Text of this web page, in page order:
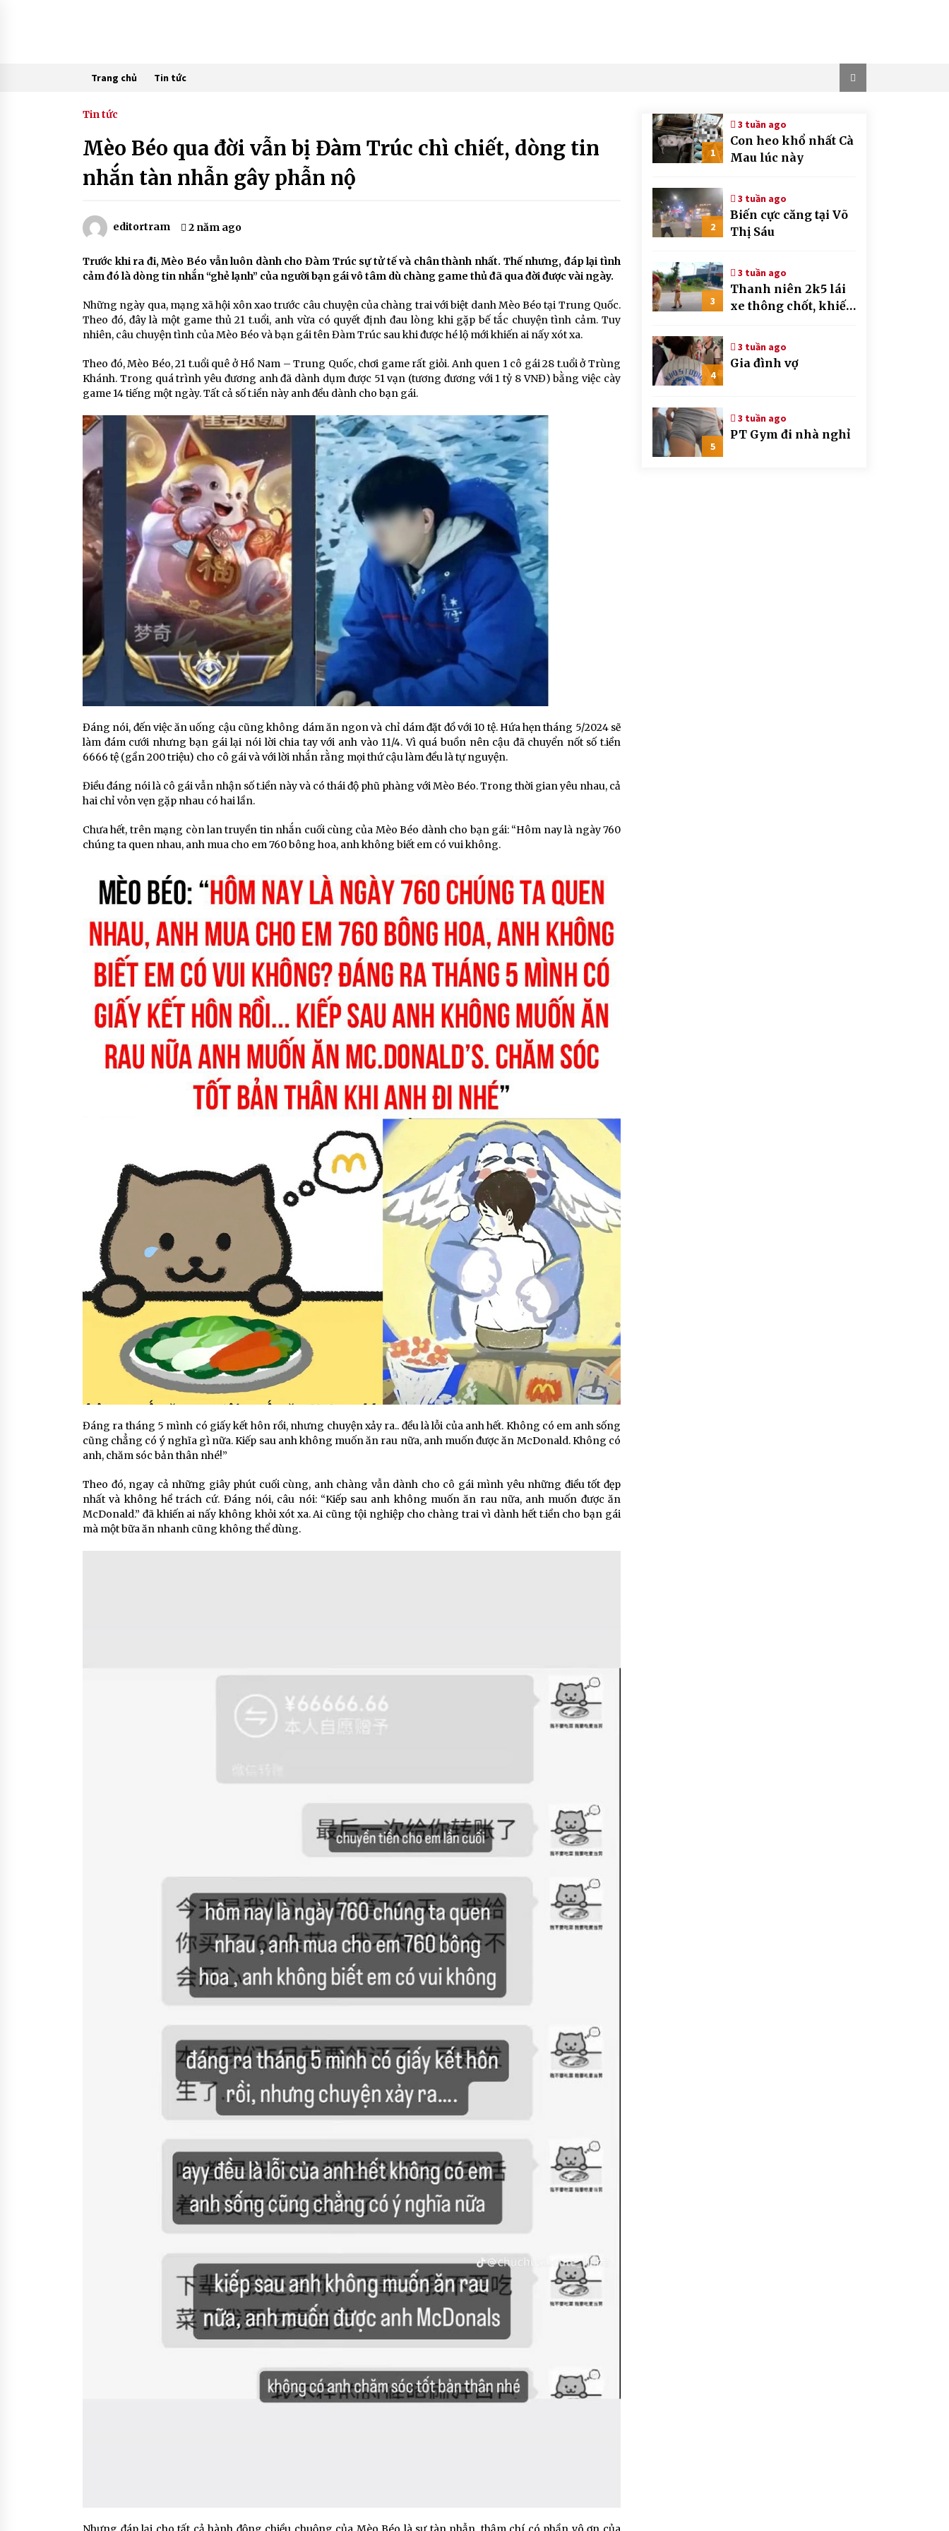
Trang chủ Tin tức
Tin tức
Mèo Béo qua đời vẫn bị Đàm Trúc chì chiết, dòng tin
nhắn tàn nhẫn gây phẫn nộ
editortram 2 năm ago
Trước khi ra đi, Mèo Béo vẫn luôn dành cho Đàm Trúc sự tử tế và chân thành nhất. Thế nhưng, đáp lại tình
cảm đó là dòng tin nhắn “ghẻ lạnh” của người bạn gái vô tâm dù chàng game thủ đã qua đời được vài ngày.
Những ngày qua, mạng xã hội xôn xao trước câu chuyện của chàng trai với biệt danh Mèo Béo tại Trung Quốc.
Theo đó, đây là một game thủ 21 t.uổi, anh vừa có quyết định đau lòng khi gặp bế tắc chuyện tình cảm. Tuy
nhiên, câu chuyện tình của Mèo Béo và bạn gái tên Đàm Trúc sau khi được hé lộ mới khiến ai nấy xót xa.
Theo đó, Mèo Béo, 21 t.uổi quê ở Hồ Nam – Trung Quốc, chơi game rất giỏi. Anh quen 1 cô gái 28 t.uổi ở Trùng
Khánh. Trong quá trình yêu đương anh đã dành dụm được 51 vạn (tương đương với 1 tỷ 8 VNĐ) bằng việc cày
game 14 tiếng một ngày. Tất cả số t.iền này anh đều dành cho bạn gái.
Đáng nói, đến việc ăn uống cậu cũng không dám ăn ngon và chỉ dám đặt đồ với 10 tệ. Hứa hẹn tháng 5/2024 sẽ
làm đám cưới nhưng bạn gái lại nói lời chia tay với anh vào 11/4. Vì quá buồn nên cậu đã chuyển nốt số t.iền
6666 tệ (gần 200 triệu) cho cô gái và với lời nhắn rằng mọi thứ cậu làm đều là tự nguyện.
Điều đáng nói là cô gái vẫn nhận số t.iền này và có thái độ phũ phàng với Mèo Béo. Trong thời gian yêu nhau, cả
hai chỉ vỏn vẹn gặp nhau có hai lần.
Chưa hết, trên mạng còn lan truyền tin nhắn cuối cùng của Mèo Béo dành cho bạn gái: “Hôm nay là ngày 760
chúng ta quen nhau, anh mua cho em 760 bông hoa, anh không biết em có vui không.
Đáng ra tháng 5 mình có giấy kết hôn rồi, nhưng chuyện xảy ra.. đều là lỗi của anh hết. Không có em anh sống
cũng chẳng có ý nghĩa gì nữa. Kiếp sau anh không muốn ăn rau nữa, anh muốn được ăn McDonald. Không có
anh, chăm sóc bản thân nhé!”
Theo đó, ngay cả những giây phút cuối cùng, anh chàng vẫn dành cho cô gái mình yêu những điều tốt đẹp
nhất và không hề trách cứ. Đáng nói, câu nói: “Kiếp sau anh không muốn ăn rau nữa, anh muốn được ăn
McDonald.” đã khiến ai nấy không khỏi xót xa. Ai cũng tội nghiệp cho chàng trai vì dành hết t.iền cho bạn gái
mà một bữa ăn nhanh cũng không thể dùng.
1
3 tuần ago
Con heo khổ nhất Cà
Mau lúc này
2
3 tuần ago
Biến cực căng tại Võ
Thị Sáu
3
3 tuần ago
Thanh niên 2k5 lái
xe thông chốt, khiến
mấy giây
4
3 tuần ago
Gia đình vợ
5
3 tuần ago
PT Gym đi nhà nghỉ